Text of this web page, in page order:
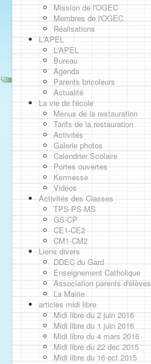
Mission de l'OGEC
Membres de l'OGEC
Réalisations
L'APEL
L'APEL
Bureau
Agenda
Parents bricoleurs
Actualité
La vie de l'école
Menus de la restauration
Tarifs de la restauration
Activités
Galerie photos
Calendrier Scolaire
Portes ouvertes
Kermesse
Vidéos
Activités des Classes
TPS-PS-MS
GS-CP
CE1-CE2
CM1-CM2
Liens divers
DDEC du Gard
Enseignement Catholique
Association parents d'élèves
La Mairie
articles midi libre
Midi libre du 2 juin 2016
Midi libre du 1 juin 2016
Midi libre du 4 mars 2016
Midi libre du 22 dec 2015
Midi libre du 16 oct 2015